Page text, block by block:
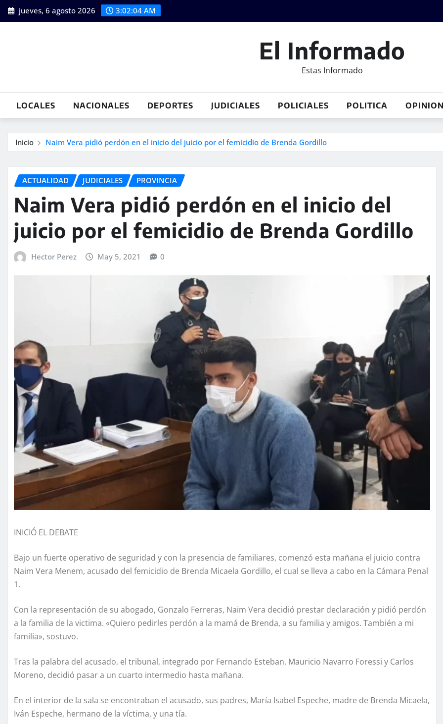
Saltar
al
jueves, 6 agosto 2026 3:02:05 AM
El Informado
Estas Informado
LOCALES NACIONALES DEPORTES JUDICIALES POLICIALES POLITICA OPINION
Inicio Naim Vera pidió perdón en el inicio del juicio por el femicidio de Brenda Gordillo
ACTUALIDAD JUDICIALES PROVINCIA
Naim Vera pidió perdón en el inicio del
juicio por el femicidio de Brenda Gordillo
Hector Perez May 5, 2021 0
INICIÓ EL DEBATE
Bajo un fuerte operativo de seguridad y con la presencia de familiares, comenzó esta mañana el juicio contra
Naim Vera Menem, acusado del femicidio de Brenda Micaela Gordillo, el cual se lleva a cabo en la Cámara Penal
1.
Con la representación de su abogado, Gonzalo Ferreras, Naim Vera decidió prestar declaración y pidió perdón
a la familia de la victima. «Quiero pedirles perdón a la mamá de Brenda, a su familia y amigos. También a mi
familia», sostuvo.
Tras la palabra del acusado, el tribunal, integrado por Fernando Esteban, Mauricio Navarro Foressi y Carlos
Moreno, decidió pasar a un cuarto intermedio hasta mañana.
En el interior de la sala se encontraban el acusado, sus padres, María Isabel Espeche, madre de Brenda Micaela,
Iván Espeche, hermano de la víctima, y una tía.